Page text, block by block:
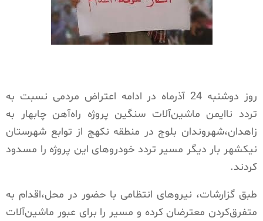
روز دوشنبه 24 آذرماه در ادامه اعتراض مردمی نسبت به
تردد ناایمن ماشین‌آلات سنگین پروژه راه‌آهن چابهار به
زاهدان،شهروندان بلوچ در منطقه نکهچ از توابع شهرستان
نیکشهر بار دیگر مسیر تردد خودروهای این پروژه را مسدود
کردند.
طبق گزارشات، نیروهای انتظامی با حضور در محل،اقدام به
متفرق‌کردن معترضان کرده و مسیر را برای عبور ماشین‌آلات